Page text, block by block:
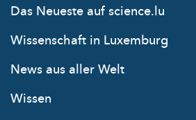
Das Neueste auf science.lu
Wissenschaft in Luxemburg
News aus aller Welt
Wissen